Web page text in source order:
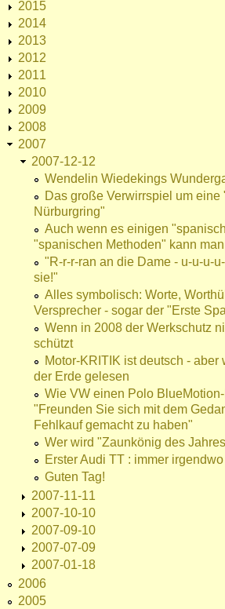
2015
2014
2013
2012
2011
2010
2009
2008
2007
2007-12-12
Wendelin Wiedekings
Das große Verwirrspiel um
Nürburgring"
Auch wenn es einigen
"spanischen Methoden" kann
"R-r-r-ran an die Dame - u-u-u-
sie!"
Alles symbolisch: Worte,
Versprecher - sogar der "Erste
Wenn in 2008 der Werkschutz
schützt
Motor-KRITIK ist deutsch - aber
der Erde gelesen
Wie VW einen Polo
"Freunden Sie sich mit dem
Fehlkauf gemacht zu haben"
Wer wird "Zaunkönig des
Erster Audi TT : immer
Guten Tag!
2007-11-11
2007-10-10
2007-09-10
2007-07-09
2007-01-18
2006
2005